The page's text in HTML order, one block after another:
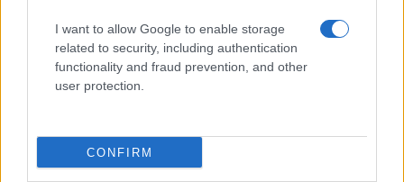
I want to allow Google to enable storage
related to security, including authentication
functionality and fraud prevention, and other
user protection.
CONFIRM
productividad en Europa
Explora las diferencias en salarios y PIB por…